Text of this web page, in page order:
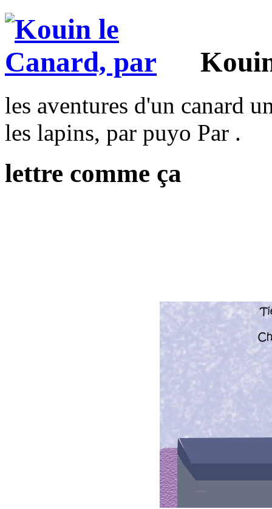
les aventures d'un canard
les lapins, par puyo Par .
lettre comme ça